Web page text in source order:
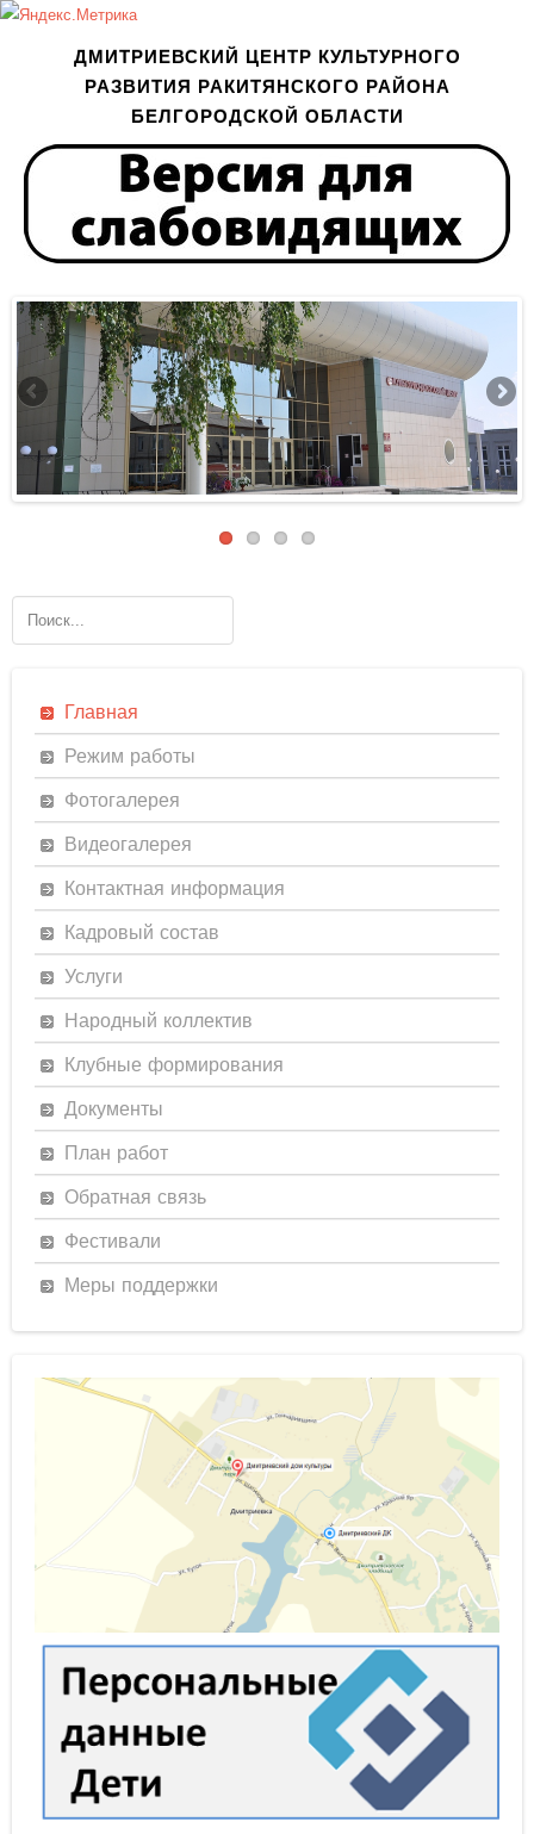
ДМИТРИЕВСКИЙ ЦЕНТР КУЛЬТУРНОГО
РАЗВИТИЯ РАКИТЯНСКОГО РАЙОНА
БЕЛГОРОДСКОЙ ОБЛАСТИ
Главная
Режим работы
Фотогалерея
Видеогалерея
Контактная информация
Кадровый состав
Услуги
Народный коллектив
Клубные формирования
Документы
План работ
Обратная связь
Фестивали
Меры поддержки